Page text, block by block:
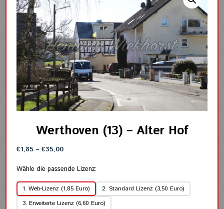
Werthoven (13) – Alter Hof
€1,85 –€35,00Preisspanne:
bis
€35,00
Wähle die passende Lizenz:
1. Web-Lizenz (1,85 Euro)
2. Standard Lizenz (3,50 Euro)
3. Erweiterte Lizenz (6,60 Euro)